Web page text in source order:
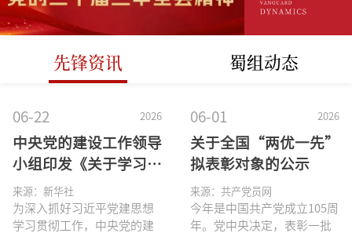
先锋资讯 蜀组动态
06-22 2026
中央党的建设工作领导
小组印发《关于学习贯
彻习近平党建思想的通
知》
来源：新华社
为深入抓好习近平党建思想
学习贯彻工作，中央党的建
06-01 2026
关于全国“两优一先”
拟表彰对象的公示
来源：共产党员网
今年是中国共产党成立105周
年。党中央决定，表彰一批